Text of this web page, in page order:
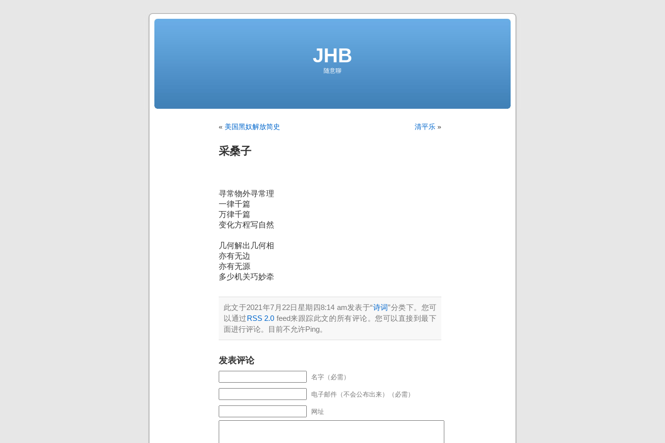
JHB
随意聊
« 美国黑奴解放简史 清平乐 »
采桑子
寻常物外寻常理
一律千篇
万律千篇
变化方程写自然
几何解出几何相
亦有无边
亦有无源
多少机关巧妙牵
此文于2021年7月22日星期四8:14 am发表于“诗词”分类下。您可
以通过RSS 2.0 feed来跟踪此文的所有评论。您可以直接到最下
面进行评论。目前不允许Ping。
发表评论
名字（必需）
电子邮件（不会公布出来）（必需）
网址